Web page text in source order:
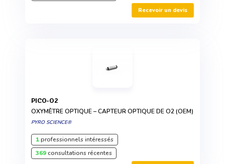
Recevoir un devis
PICO-O2
OXYMÈTRE OPTIQUE – CAPTEUR OPTIQUE DE O2 (OEM)
PYRO SCIENCE®
1professionnels intéressés
369consultations récentes